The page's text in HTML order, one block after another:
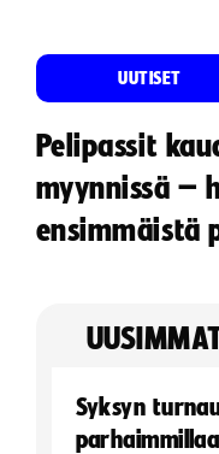
UUTISET
Pelipassit
myynnissä –
ensimmäistä
Syksyn